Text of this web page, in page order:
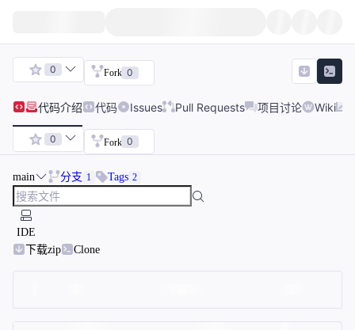
0 Fork 0
代码介绍 代码 Issues Pull Requests 项目讨论 Wiki
0 Fork 0
main 分支 1 Tags 2
IDE
下载zip
Clone